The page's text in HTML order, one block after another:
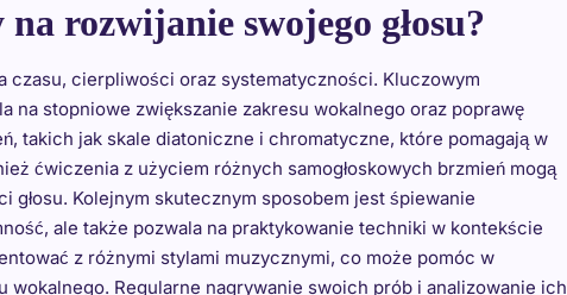
rozwijanie swojego głosu?
czasu, cierpliwości oraz systematyczności. Kluczowym
na stopniowe zwiększanie zakresu wokalnego oraz poprawę
takich jak skale diatoniczne i chromatyczne, które pomagają w
ćwiczenia z użyciem różnych samogłoskowych brzmień mogą
Kolejnym skutecznym sposobem jest śpiewanie
ale także pozwala na praktykowanie techniki w kontekście
z różnymi stylami muzycznymi, co może pomóc w
wokalnego. Regularne nagrywanie swoich prób i analizowanie ich